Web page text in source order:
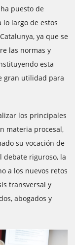
puesto de
largo de estos
ya que se
las normas y
esta
gran utilidad para
los principales
materia procesal,
su vocación de
debate riguroso, la
a los nuevos retos
transversal y
abogados y